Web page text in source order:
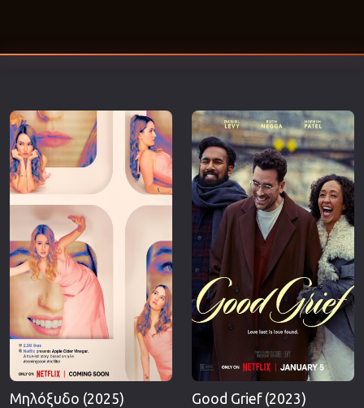
Επιστημονικής Φαντασίας
Εποχής
Ερωτικές
Ευρωπαικός Κινηματογράφος
Θρησκευτικές
Θρίλερ
Ιστορικές
Καταστροφής
Κλασσικές
Μηλόξυδο (2025)
Good Grief (2023)